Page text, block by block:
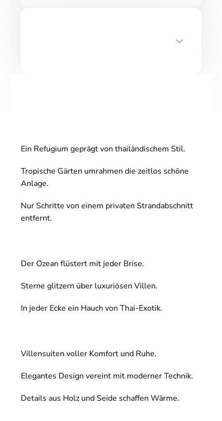
Ein Refugium geprägt von thailändischem Stil.
Tropische Gärten umrahmen die zeitlos schöne
Anlage.
Nur Schritte von einem privaten Strandabschnitt
entfernt.
Der Ozean flüstert mit jeder Brise.
Sterne glitzern über luxuriösen Villen.
In jeder Ecke ein Hauch von Thai-Exotik.
Villensuiten voller Komfort und Ruhe.
Elegantes Design vereint mit moderner Technik.
Details aus Holz und Seide schaffen Wärme.